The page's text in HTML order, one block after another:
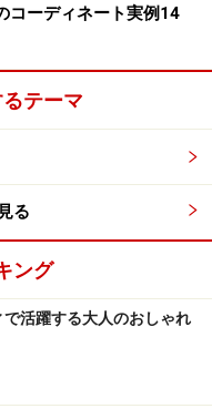
えしと縦に伸びるリ
ラインを作り、メリ
ティなどオケージョ
の内容をご確認くださ
コーディネート実例14
テーマ
る
ング
活躍する大人のおしゃれ